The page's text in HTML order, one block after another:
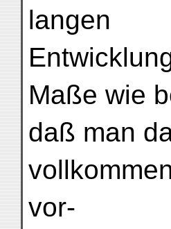
langen
Maße wie
daß man
vor-